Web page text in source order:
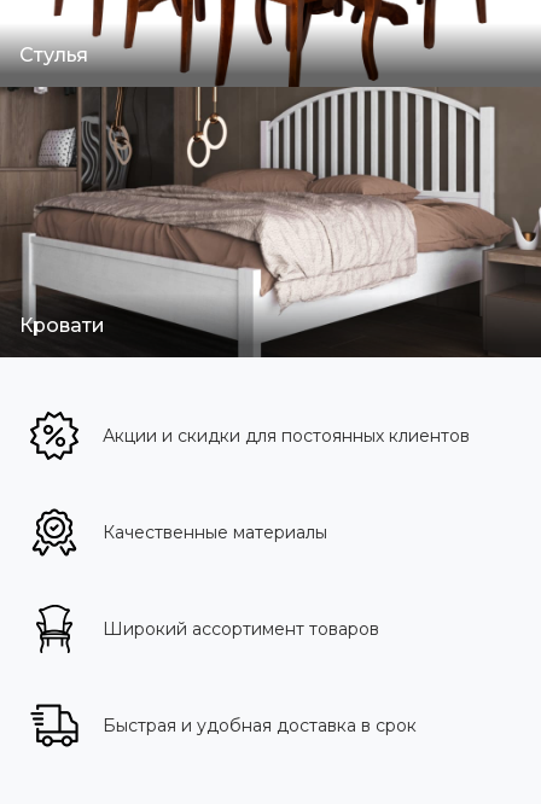
Стулья
Кровати
Акции и скидки для постоянных клиентов
Качественные материалы
Широкий ассортимент товаров
Быстрая и удобная доставка в срок